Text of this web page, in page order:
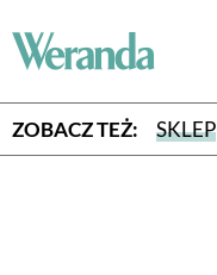
ZOBACZ TEŻ: SKLEP